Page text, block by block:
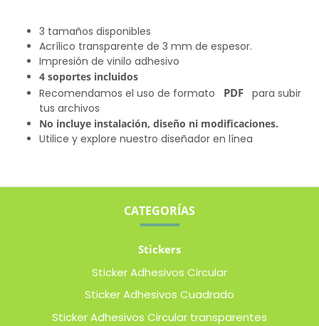
3 tamaños disponibles
Acrílico transparente de 3 mm de espesor.
Impresión de vinilo adhesivo
4 soportes incluidos
Recomendamos el uso de formato PDF para subir
tus archivos
No incluye instalación, diseño ni modificaciones.
Utilice y explore nuestro diseñador en línea
CATEGORÍAS
Stickers
Sticker Adhesivos Circular
Sticker Adhesivos Cuadrado
Sticker Adhesivos Circular transparentes